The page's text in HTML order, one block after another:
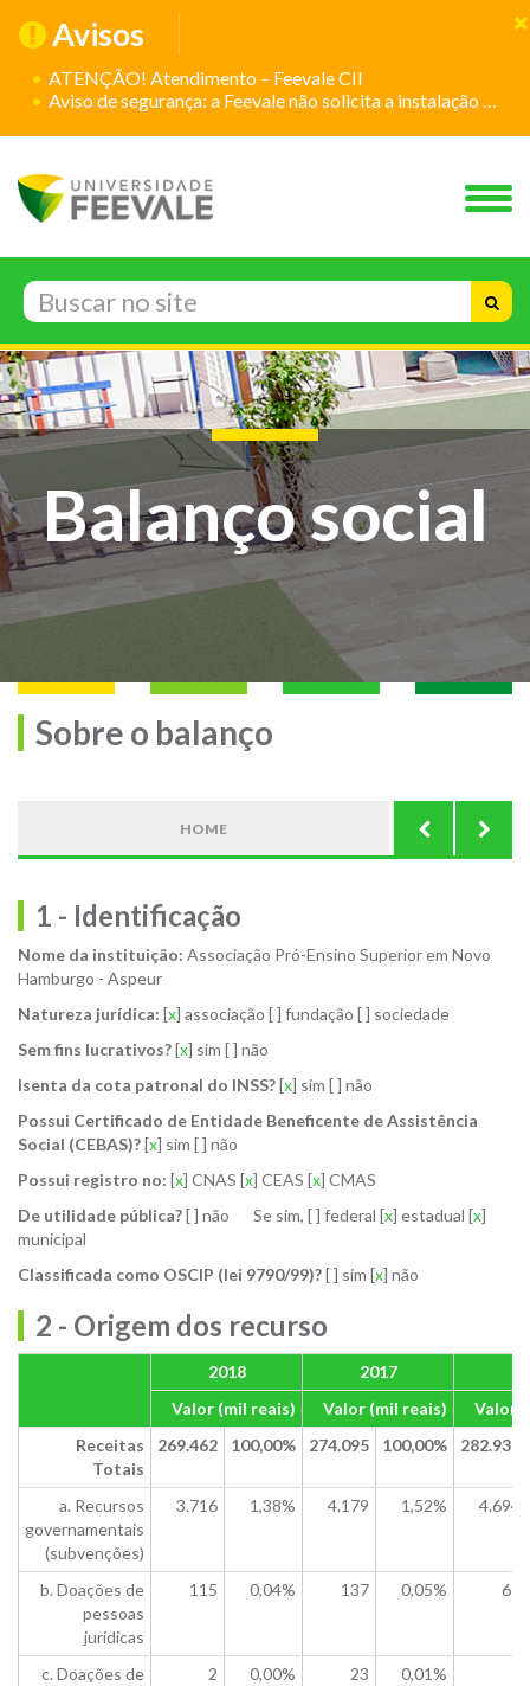
Avisos
ATENÇÃO! Atendimento – Feevale CII
Aviso de segurança: a Feevale não solicita a instalação de aplicativos
Balanço social
Sobre o balanço
HOME
1 - Identificação
Nome da instituição: Associação Pró-Ensino Superior em Novo
Hamburgo - Aspeur
Natureza jurídica: [x] associação [ ] fundação [ ] sociedade
Sem fins lucrativos?[x] sim [ ] não
Isenta da cota patronal do INSS?[x] sim [ ] não
Possui Certificado de Entidade Beneficente de Assistência
Social (CEBAS)?[x] sim [ ] não
Possui registro no: [x] CNAS [x] CEAS [x] CMAS
De utilidade pública?[ ] não Se sim, [ ] federal [x] estadual [x]
municipal
Classificada como OSCIP (lei 9790/99)?[ ] sim [x] não
2 - Origem dos recurso
2018 2017
Valor (mil reais)
Valor (mil reais)
Valor
Receitas
Totais
269.462 100,00% 274.095 100,00% 282.937
a. Recursos
governamentais
(subvenções)
3.716 1,38% 4.179 1,52% 4.694
b. Doações de
pessoas
jurídicas
115 0,04% 137 0,05% 61
c. Doações de
2 0,00% 23 0,01%